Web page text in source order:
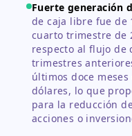
Fuerte generación
de caja libre fue de
cuarto trimestre de
respecto al flujo de
trimestres
últimos doce
dólares, lo que
para la reducción
acciones o